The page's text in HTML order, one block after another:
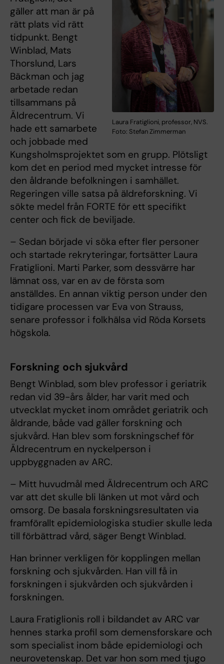
Laura Fratiglioni, professor, NVS.
Foto: Stefan Zimmerman
gäller att man är på
rätt plats vid rätt
tidpunkt. Bengt
Winblad, Mats
Thorslund, Lars
Bäckman och jag
arbetade redan
tillsammans på
Äldrecentrum. Vi
hade ett samarbete
och jobbade med
Kungsholmsprojektet som en grupp. Plötsligt
kom det en period med mycket intresse för
den åldrande befolkningen i samhället.
Regeringen ville satsa på äldreforskning. Vi
sökte medel från FORTE för ett specifikt
center och fick de beviljade.
– Sedan började vi söka efter fler personer
och startade rekryteringar, fortsätter Laura
Fratiglioni. Marti Parker, som dessvärre har
lämnat oss, var en av de första som
anställdes. En annan viktig person under den
tidigare processen var Eva von Strauss,
senare professor i folkhälsa vid Röda Korsets
högskola.
Forskning och sjukvård
Bengt Winblad, som blev professor i geriatrik
redan vid 39-års ålder, har varit med och
utvecklat mycket inom området geriatrik och
åldrande, både vad gäller forskning och
sjukvård. Han blev som forskningschef för
Äldrecentrum en nyckelperson i
uppbyggnaden av ARC.
– Mitt huvudmål med Äldrecentrum och ARC
var att det skulle bli länken ut mot vård och
omsorg. De basala forskningsresultaten via
framförallt epidemiologiska studier skulle leda
till förbättrad vård, säger Bengt Winblad.
Han brinner verkligen för kopplingen mellan
forskning och sjukvården. Han vill få in
forskningen i sjukvården och sjukvården i
forskningen.
Laura Fratiglionis roll i bildandet av ARC var
hennes starka profil som demensforskare och
som specialist inom både epidemiologi och
neurovetenskap. Det var hon som med tjugo